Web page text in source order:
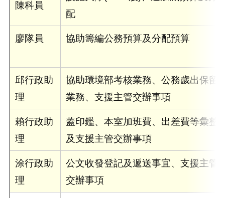
陳科員
配
廖隊員 協助籌編公務預算及分配預算
邱行政助
理
協助環境部考核業務、公務歲出保留
業務、支援主管交辦事項
賴行政助
理
蓋印鑑、本室加班費、出差費等彙整
及支援主管交辦事項
涂行政助
理
公文收發登記及遞送事宜、支援主管
交辦事項